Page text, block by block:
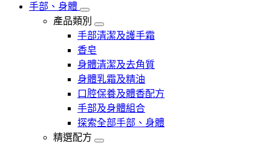
手部、身體
產品類別
手部清潔及護手霜
香皂
身體清潔及去角質
身體乳霜及精油
口腔保養及體香配方
手部及身體組合
探索全部手部、身體
精選配方